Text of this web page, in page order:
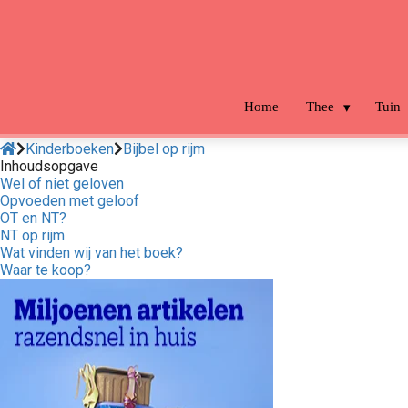
Home Thee Tuin
Kinderboeken Bijbel op rijm
Inhoudsopgave
Wel of niet geloven
Opvoeden met geloof
OT en NT?
NT op rijm
Wat vinden wij van het boek?
Waar te koop?
gebruikt
bezoekers te
op de
Hierdoor
website-
relevante
tonen
op het
van deze